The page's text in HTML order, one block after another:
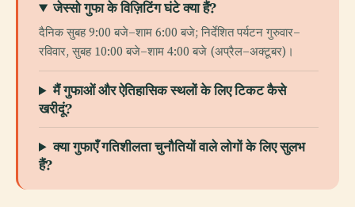
जेस्सो गुफा के विज़िटिंग घंटे क्या हैं?
दैनिक सुबह 9:00 बजे–शाम 6:00 बजे; निर्देशित पर्यटन गुरुवार–
रविवार, सुबह 10:00 बजे–शाम 4:00 बजे (अप्रैल–अक्टूबर)।
मैं गुफाओं और ऐतिहासिक स्थलों के लिए टिकट कैसे
खरीदूं?
क्या गुफाएँ गतिशीलता चुनौतियों वाले लोगों के लिए सुलभ
हैं?